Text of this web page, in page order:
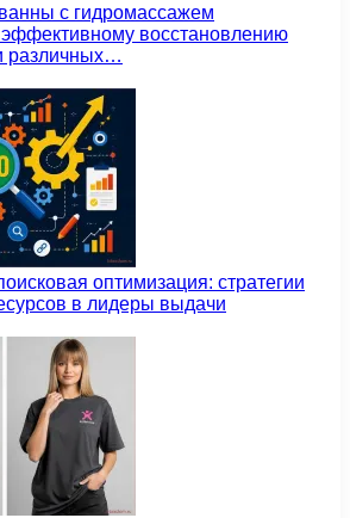
с гидромассажем
эффективному восстановлению
различных…
оптимизация: стратегии
в лидеры выдачи